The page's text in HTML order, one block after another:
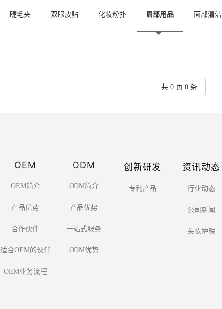
睫毛夹 双眼皮贴 化妆粉扑 眉部用品 面部清洁
共 0 页 0 条
OEM
OEM简介
产品优势
合作伙伴
适合OEM的伙伴
OEM业务流程
ODM
ODM简介
产品优势
一站式服务
ODM优势
创新研发
专利产品
资讯动态
行业动态
公司新闻
美妆护肤